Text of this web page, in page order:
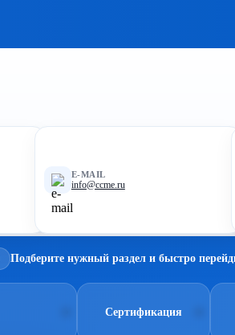
E-MAIL
info@ccme.ru
Подберите нужный раздел и быстро
Сертификация